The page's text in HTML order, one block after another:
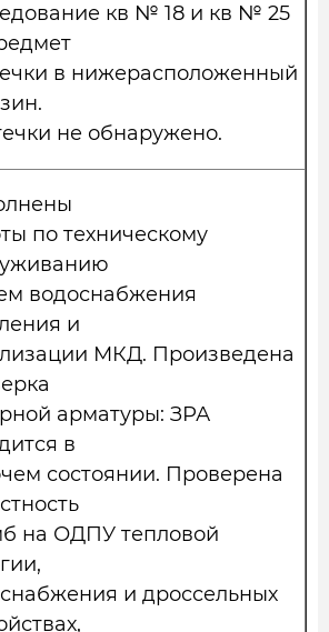
кв № 18 и кв № 25
в нижерасположенный
не обнаружено.
по техническому
водоснабжения
и
МКД. Произведена
арматуры: ЗРА
в
состоянии. Проверена
на ОДПУ тепловой
и дроссельных